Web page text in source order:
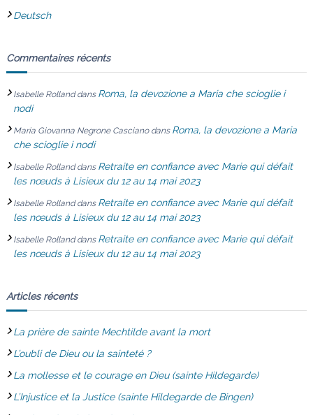
’
r
i
c
l
e
Deutsch
Commentaires récents
Isabelle Rollanddans Roma, la devozione a Maria che scioglie i
nodi
Maria Giovanna Negrone Cascianodans Roma, la devozione a Maria
che scioglie i nodi
Isabelle Rollanddans Retraite en confiance avec Marie qui défait
les nœuds à Lisieux du 12 au 14 mai 2023
Isabelle Rollanddans Retraite en confiance avec Marie qui défait
les nœuds à Lisieux du 12 au 14 mai 2023
Isabelle Rollanddans Retraite en confiance avec Marie qui défait
les nœuds à Lisieux du 12 au 14 mai 2023
Articles récents
La prière de sainte Mechtilde avant la mort
L’oubli de Dieu ou la sainteté ?
La mollesse et le courage en Dieu (sainte Hildegarde)
L’Injustice et la Justice (sainte Hildegarde de Bingen)